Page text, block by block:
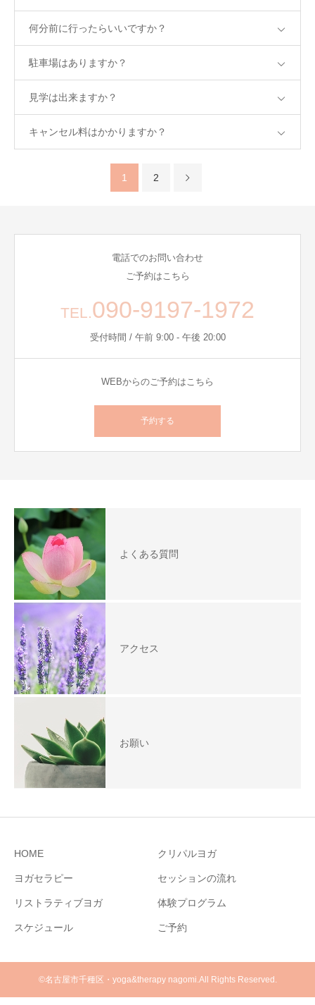
何分前に行ったらいいですか？
駐車場はありますか？
見学は出来ますか？
キャンセル料はかかりますか？
1 2
電話でのお問い合わせ
ご予約はこちら
TEL.090-9197-1972
受付時間 / 午前 9:00 - 午後 20:00
WEBからのご予約はこちら
予約する
よくある質問
アクセス
お願い
HOME クリパルヨガ
ヨガセラピー セッションの流れ
リストラティブヨガ 体験プログラム
スケジュール ご予約
©名古屋市千種区・yoga&therapy nagomi.All Rights Reserved.